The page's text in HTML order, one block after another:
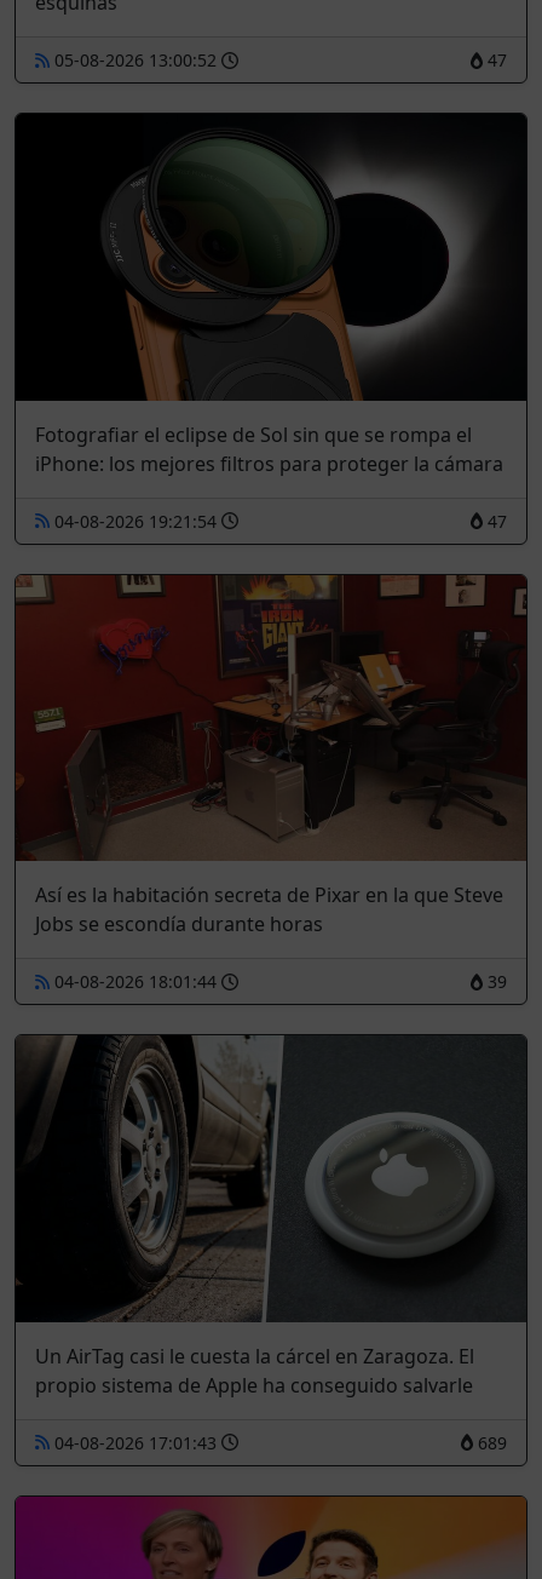
47
05-08-2026 13:00:52
Fotografiar el eclipse de Sol sin que se rompa el
iPhone: los mejores filtros para proteger la cámara
47
04-08-2026 19:21:54
Así es la habitación secreta de Pixar en la que Steve
Jobs se escondía durante horas
39
04-08-2026 18:01:44
Un AirTag casi le cuesta la cárcel en Zaragoza. El
propio sistema de Apple ha conseguido salvarle
689
04-08-2026 17:01:43